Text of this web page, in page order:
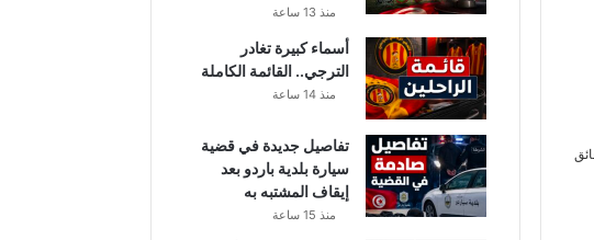
منذ 13 ساعة
أسماء كبيرة تغادر
الترجي.. القائمة الكاملة
منذ 14 ساعة
تفاصيل جديدة في قضية
سيارة بلدية باردو بعد
إيقاف المشتبه به
منذ 15 ساعة